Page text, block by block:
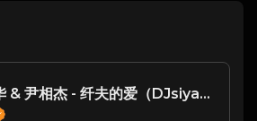
于文华 & 尹相杰 - 纤夫的爱（DJsiyan四眼 ProgHouse 2023 Remix ）